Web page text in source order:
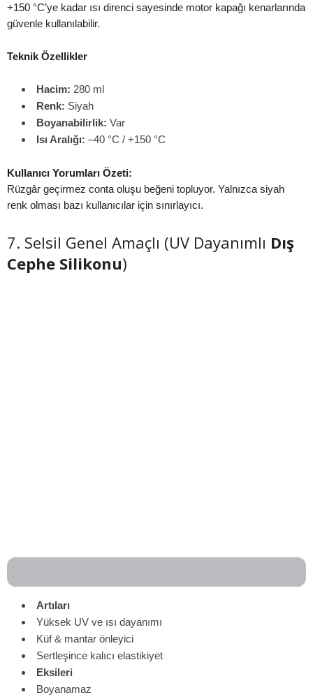
+150 °C’ye kadar ısı direnci sayesinde motor kapağı kenarlarında
güvenle kullanılabilir.
Teknik Özellikler
Hacim: 280 ml
Renk: Siyah
Boyanabilirlik: Var
Isı Aralığı: –40 °C / +150 °C
Kullanıcı Yorumları Özeti:
Rüzgâr geçirmez conta oluşu beğeni topluyor. Yalnızca siyah
renk olması bazı kullanıcılar için sınırlayıcı.
7. Selsil Genel Amaçlı (UV Dayanımlı Dış
Cephe Silikonu)
Artıları
Yüksek UV ve ısı dayanımı
Küf & mantar önleyici
Sertleşince kalıcı elastikiyet
Eksileri
Boyanamaz